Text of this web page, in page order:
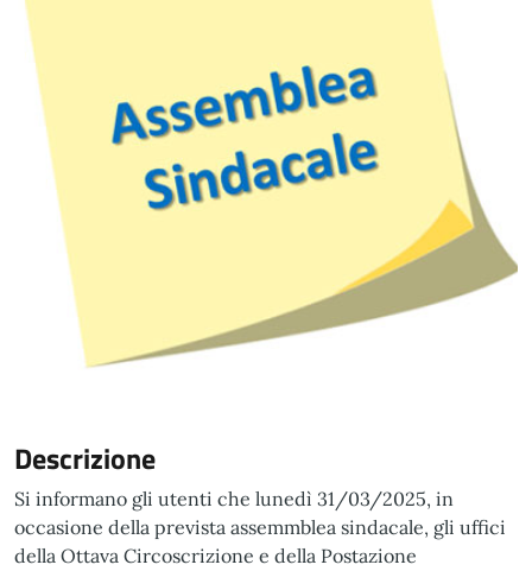
Descrizione
Si informano gli utenti che lunedì 31/03/2025, in
occasione della prevista assemmblea sindacale, gli uffici
della Ottava Circoscrizione e della Postazione